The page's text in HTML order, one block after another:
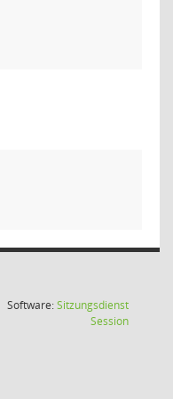
Software:Sitzungsdienst
Session(Wird in